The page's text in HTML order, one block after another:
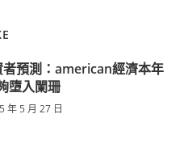
者預測：american經濟本年
墮入闌珊
年 5 月 27 日